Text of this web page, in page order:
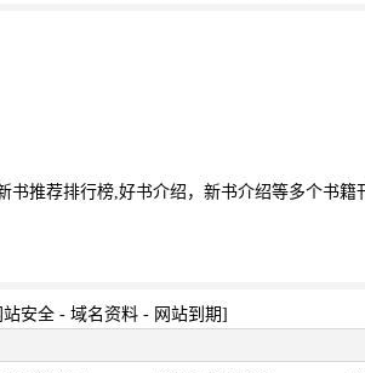
书推荐排行榜,好书介绍，新书介绍等多个书籍
站安全 - 域名资料 - 网站到期]